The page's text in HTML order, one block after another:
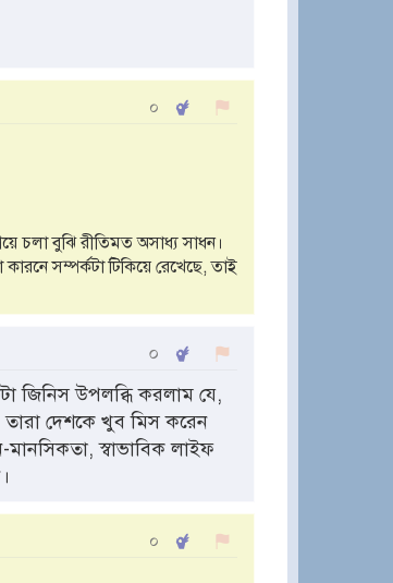
০
চলা বুঝি রীতিমত অসাধ্য সাধন।
সম্পর্কটা টিকিয়ে রেখেছে, তাই
০
জিনিস উপলব্ধি করলাম যে,
তারা দেশকে খুব মিস করেন
স্বাভাবিক লাইফ
০